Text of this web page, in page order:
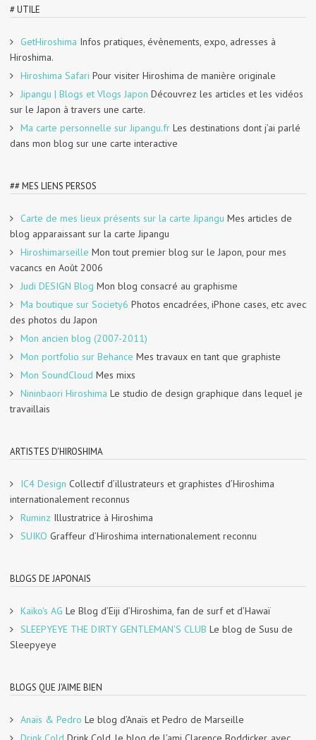
# UTILE
GetHiroshima Infos pratiques, évènements, expo, adresses à
Hiroshima.
Hiroshima Safari Pour visiter Hiroshima de manière originale
Jipangu | Blogs et Vlogs Japon Découvrez les articles et les vidéos
sur le Japon à travers une carte.
Ma carte personnelle sur Jipangu.fr Les destinations dont j’ai parlé
dans mon blog sur une carte interactive
## MES LIENS PERSOS
Carte de mes lieux présents sur la carte Jipangu Mes articles de
blog apparaissant sur la carte Jipangu
Hiroshimarseille Mon tout premier blog sur le Japon, pour mes
vacancs en Août 2006
Judi DESIGN Blog Mon blog consacré au graphisme
Ma boutique sur Society6 Photos encadrées, iPhone cases, etc avec
des photos du Japon
Mon ancien blog (2007-2011)
Mon portfolio sur Behance Mes travaux en tant que graphiste
Mon SoundCloud Mes mixs
Nininbaori Hiroshima Le studio de design graphique dans lequel je
travaillais
ARTISTES D'HIROSHIMA
IC4 Design Collectif d’illustrateurs et graphistes d’Hiroshima
internationalement reconnus
Ruminz Illustratrice à Hiroshima
SUIKO Graffeur d’Hiroshima internationalement reconnu
BLOGS DE JAPONAIS
Kaiko's AG Le Blog d’Eiji d’Hiroshima, fan de surf et d’Hawaï
SLEEPYEYE THE DIRTY GENTLEMAN'S CLUB Le blog de Susu de
Sleepyeye
BLOGS QUE J'AIME BIEN
Anaïs & Pedro Le blog d’Anaïs et Pedro de Marseille